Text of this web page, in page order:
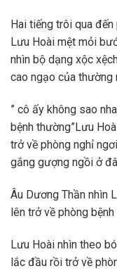
Hai tiếng trôi qua
Lưu Hoài mệt mỏi
nhìn bộ dạng xộc
cao ngạo của thường
” cô ấy không sao
bệnh thường”Lưu
trở về phòng nghỉ
gắng gượng ngồi ở
Âu Dương Thần nhìn
lên trở về phòng
Lưu Hoài nhìn theo
lắc đầu rồi trở về